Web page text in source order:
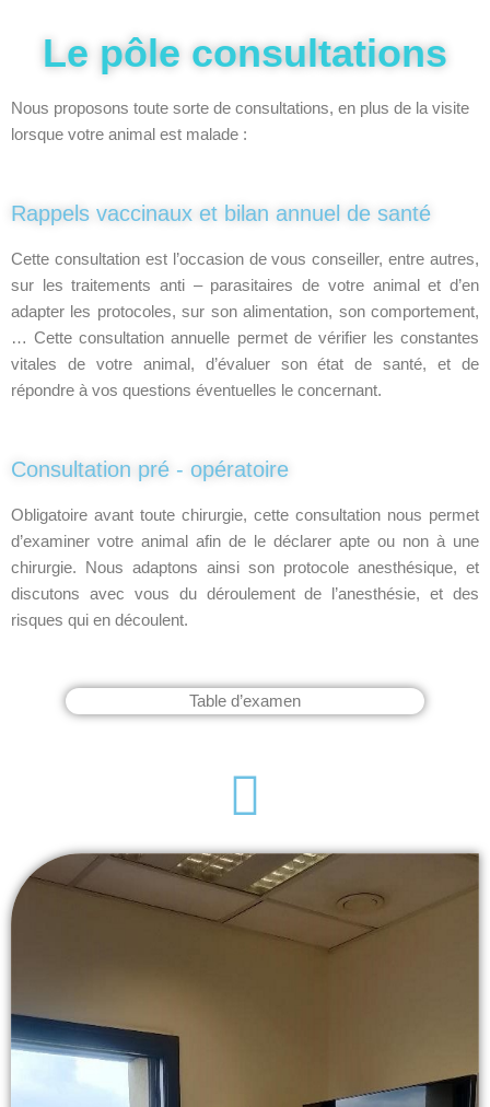
Le pôle consultations
Nous proposons toute sorte de consultations, en plus de la visite
lorsque votre animal est malade :
Rappels vaccinaux et bilan annuel de santé
Cette consultation est l’occasion de vous conseiller, entre autres,
sur les traitements anti – parasitaires de votre animal et d’en
adapter les protocoles, sur son alimentation, son comportement,
… Cette consultation annuelle permet de vérifier les constantes
vitales de votre animal, d’évaluer son état de santé, et de
répondre à vos questions éventuelles le concernant.
Consultation pré - opératoire
Obligatoire avant toute chirurgie, cette consultation nous permet
d’examiner votre animal afin de le déclarer apte ou non à une
chirurgie. Nous adaptons ainsi son protocole anesthésique, et
discutons avec vous du déroulement de l’anesthésie, et des
risques qui en découlent.
Table d’examen